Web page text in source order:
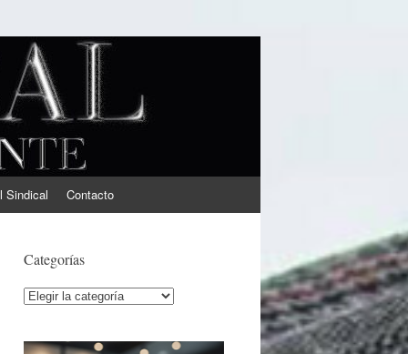
Sindical Contacto
Categorías
Categorías